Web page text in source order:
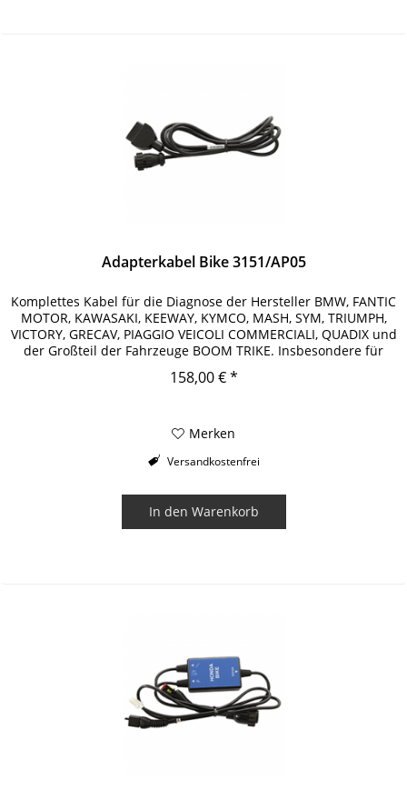
Adapterkabel Bike 3151/AP05
Komplettes Kabel für die Diagnose der Hersteller BMW, FANTIC
MOTOR, KAWASAKI, KEEWAY, KYMCO, MASH, SYM, TRIUMPH,
VICTORY, GRECAV, PIAGGIO VEICOLI COMMERCIALI, QUADIX und
der Großteil der Fahrzeuge BOOM TRIKE. Insbesondere für
158,00 € *
Merken
Versandkostenfrei
In den Warenkorb